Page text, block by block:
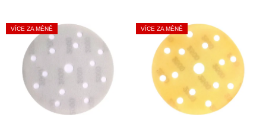
V
ý
VÍCE ZA MÉNĚ VÍCE ZA MÉNĚ